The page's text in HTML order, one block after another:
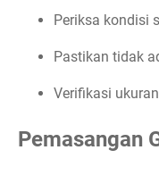
Periksa kondisi
Pastikan tidak
Verifikasi
Pemasangan